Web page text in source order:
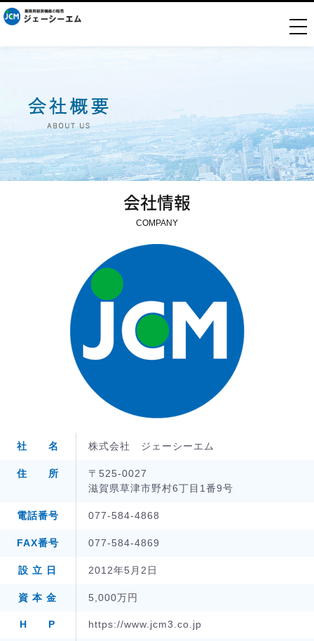
会社情報
COMPANY
社 名 株式会社 ジェーシーエム
住 所
〒525-0027
滋賀県草津市野村6丁目1番9号
電話番号 077-584-4868
FAX番号 077-584-4869
設 立 日 2012年5月2日
資 本 金 5,000万円
H P https://www.jcm3.co.jp